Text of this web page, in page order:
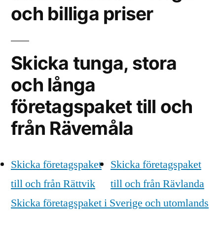
och billiga priser
Skicka tunga, stora
och långa
företagspaket till och
från Rävemåla
Skicka företagspaket
till och från Rättvik
Skicka företagspaket
till och från Rävlanda
Skicka företagspaket i Sverige och utomlands